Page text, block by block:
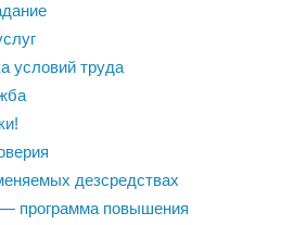
условий труда
дезсредствах
программа повышения